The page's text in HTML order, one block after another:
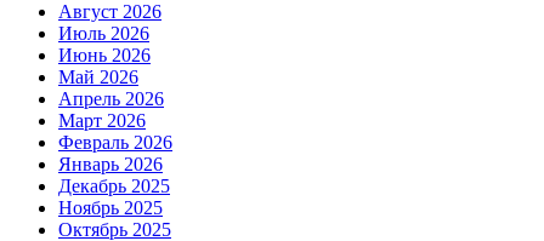
Август 2026
Июль 2026
Июнь 2026
Май 2026
Апрель 2026
Март 2026
Февраль 2026
Январь 2026
Декабрь 2025
Ноябрь 2025
Октябрь 2025